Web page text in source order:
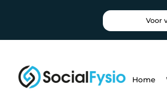
Voor
Home